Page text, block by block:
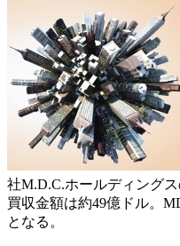
社M.D.C.ホールディング
買収金額は約49億ドル。
となる。